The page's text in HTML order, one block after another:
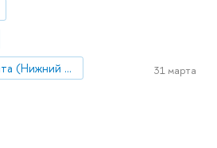
Факультет менеджмента (Нижний Новгород)
31 марта